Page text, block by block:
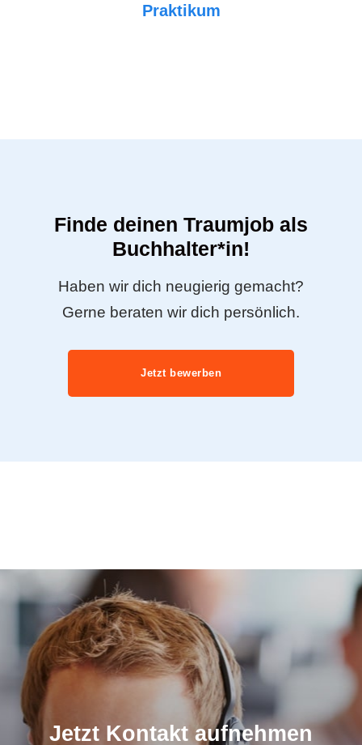
Praktikum
Finde deinen Traumjob als
Buchhalter*in!
Haben wir dich neugierig gemacht?
Gerne beraten wir dich persönlich.
Jetzt bewerben
Jetzt Kontakt aufnehmen